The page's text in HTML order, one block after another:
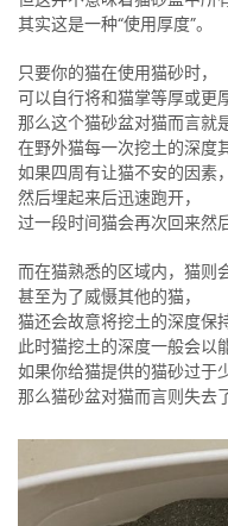
其实这是一种“使用厚度”。
只要你的猫在使用猫砂时，
可以自行将和猫掌等厚或更
那么这个猫砂盆对猫而言就
在野外猫每一次挖土的深度
如果四周有让猫不安的因素
然后埋起来后迅速跑开，
过一段时间猫会再次回来然
而在猫熟悉的区域内，猫则
甚至为了威慑其他的猫，
猫还会故意将挖土的深度保
此时猫挖土的深度一般会以
如果你给猫提供的猫砂过于少
那么猫砂盆对猫而言则失去